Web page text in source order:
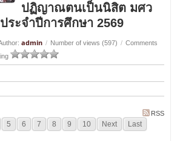
ปฏิญาณตนเป็นนิสิต มศว
ระจำปีการศึกษา 2569
admin / Number of views (597) / Comments
RSS
5 6 7 8 9 10 Next Last